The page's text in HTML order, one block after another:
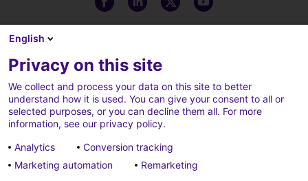
Note legali Cookie policy
English
Privacy on this site
We collect and process your data on this site to better
understand how it is used. You can give your consent to all or
selected purposes, or you can decline them all. For more
information, see our privacy policy.
Analytics
Conversion tracking
Marketing automation
Remarketing